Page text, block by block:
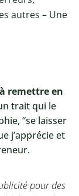
autres – Une
remettre en
trait qui le
“se laisser
j’apprécie et
pour des